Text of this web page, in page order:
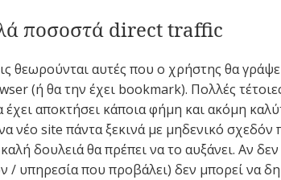
ποσοστά direct traffic
θεωρούνται αυτές που ο χρήστης θα
(ή θα την έχει bookmark). Πολλές
έχει αποκτήσει κάποια φήμη και ακόμη
νέο site πάντα ξεκινά με μηδενικό
δουλειά θα πρέπει να το αυξάνει. Αν
/ υπηρεσία που προβάλει) δεν μπορεί να